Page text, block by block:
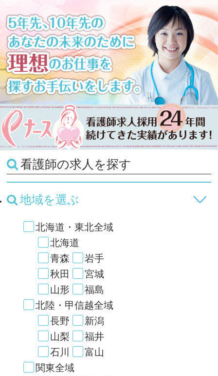
看護師の求人を探す
地域を選ぶ
北海道・東北全域
北海道
青森
岩手
秋田
宮城
山形
福島
北陸・甲信越全域
長野
新潟
山梨
福井
石川
富山
関東全域